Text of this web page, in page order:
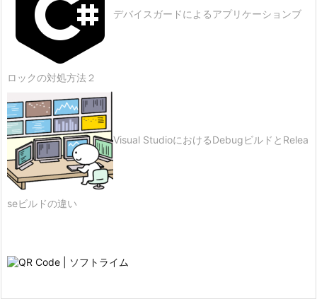
デバイスガードによるアプリケーションブ
ロックの対処方法２
Visual StudioにおけるDebugビルドとRelea
seビルドの違い